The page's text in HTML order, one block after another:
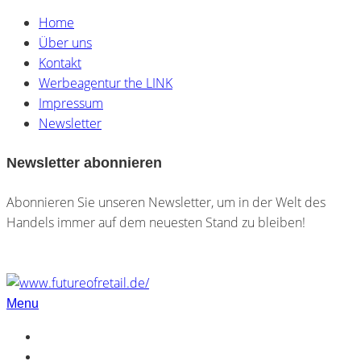
Home
Über uns
Kontakt
Werbeagentur the LINK
Impressum
Newsletter
Newsletter abonnieren
Abonnieren Sie unseren Newsletter, um in der Welt des
Handels immer auf dem neuesten Stand zu bleiben!
Menu